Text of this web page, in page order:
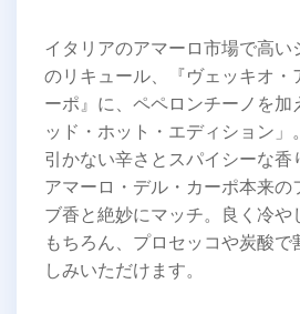
イタリアのアマーロ市場で高
のリキュール、『ヴェッキオ・
ーポ』に、ペペロンチーノを加
ッド・ホット・エディション」
引かない辛さとスパイシーな香
アマーロ・デル・カーポ本来の
ブ香と絶妙にマッチ。良く冷や
もちろん、プロセッコや炭酸
しみいただけます。